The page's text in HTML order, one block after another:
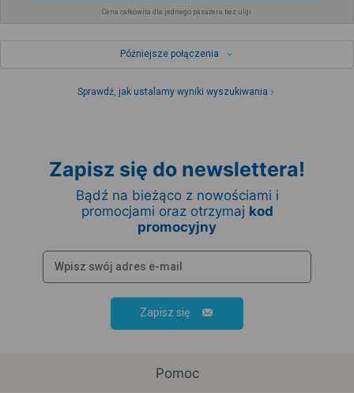
Cena całkowita dla jednego pasażera bez ulgi
Późniejsze połączenia
Sprawdź, jak ustalamy wyniki wyszukiwania
Zapisz się do newslettera!
Bądź na bieżąco z nowościami i
promocjami oraz otrzymaj kod
promocyjny
Zapisz się
Pomoc